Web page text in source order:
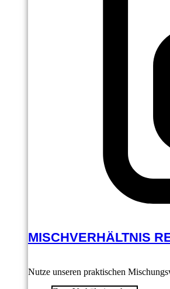
MISCHVERHÄLTNIS
Nutze unseren praktischen